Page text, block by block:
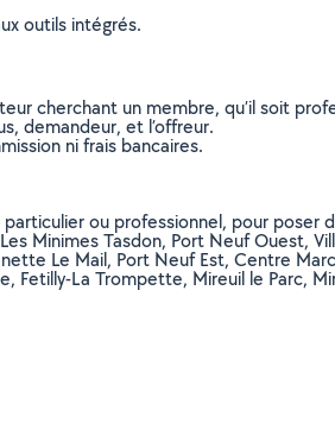
outils intégrés.
cherchant un membre, qu’il soit
demandeur, et l’offreur.
ni frais bancaires.
ou professionnel, pour poser
Minimes Tasdon, Port Neuf Ouest,
Le Mail, Port Neuf Est, Centre
Fetilly-La Trompette, Mireuil le Parc,